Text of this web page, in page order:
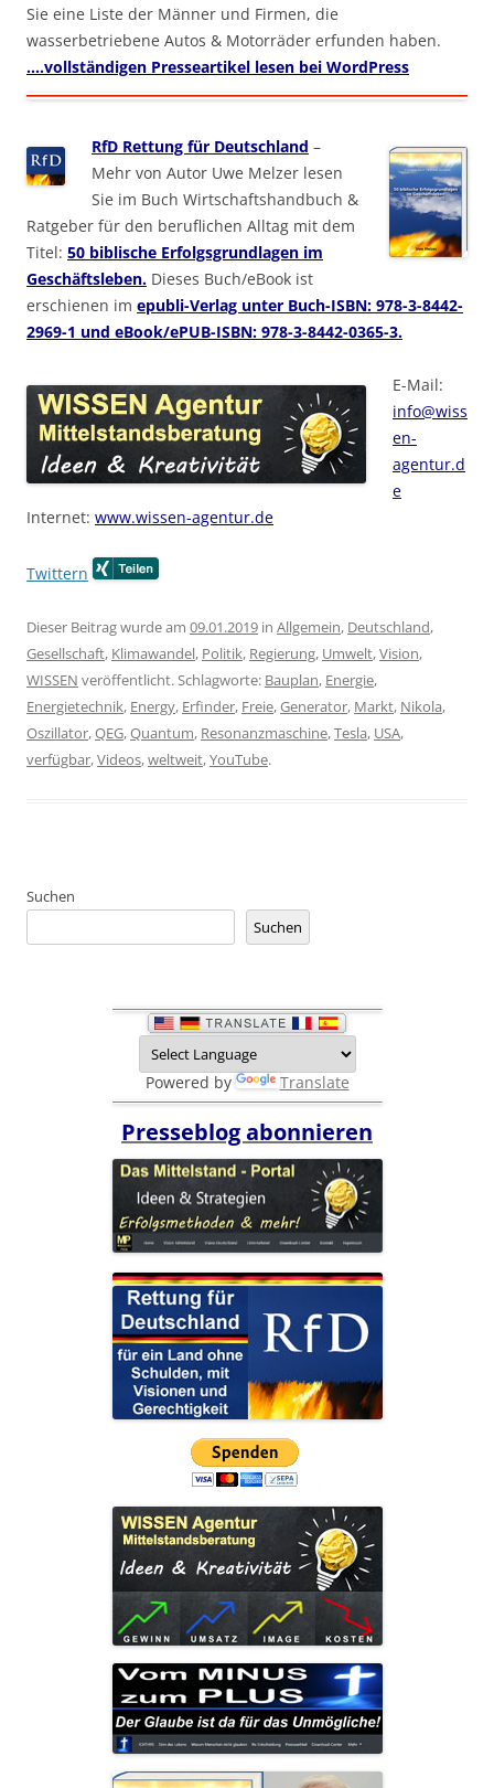
Sie eine Liste der Männer und Firmen, die
wasserbetriebene Autos & Motorräder erfunden haben.
….vollständigen Presseartikel lesen bei WordPress
RfD Rettung für Deutschland –
Mehr von Autor Uwe Melzer lesen
Sie im Buch Wirtschaftshandbuch &
Ratgeber für den beruflichen Alltag mit dem
Titel: 50 biblische Erfolgsgrundlagen im
Geschäftsleben. Dieses Buch/eBook ist
erschienen im epubli-Verlag unter Buch-ISBN: 978-3-8442-
2969-1 und eBook/ePUB-ISBN: 978-3-8442-0365-3.
E-Mail:
info@wiss
en-
agentur.d
e
Internet: www.wissen-agentur.de
Twittern
Dieser Beitrag wurde am 09.01.2019 in Allgemein, Deutschland,
Gesellschaft, Klimawandel, Politik, Regierung, Umwelt,Vision,
WISSEN veröffentlicht. Schlagworte: Bauplan, Energie,
Energietechnik, Energy, Erfinder, Freie,Generator, Markt, Nikola,
Oszillator,QEG,Quantum, Resonanzmaschine,Tesla, USA,
verfügbar,Videos,weltweit,YouTube.
Suchen
Suchen
Powered by Translate
Presseblog abonnieren